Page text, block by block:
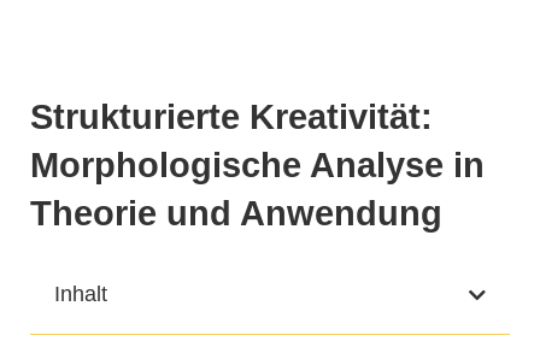
Strukturierte Kreativität:
Morphologische Analyse in
Theorie und Anwendung
Inhalt